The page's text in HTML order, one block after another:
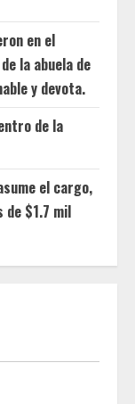
en el
la abuela de
y devota.
de la
el cargo,
$1.7 mil